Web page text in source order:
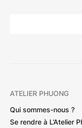
ATELIER PHUONG
Qui sommes-nous ?
Se rendre à L’Atelier